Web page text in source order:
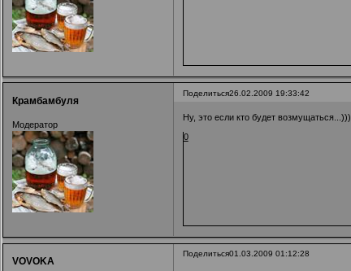
Поделиться26.02.2009 19:33:42
Крамбамбуля
Модератор
Ну, это если кто будет возмущаться...)))
0
Поделиться01.03.2009 01:12:28
VOVOKA